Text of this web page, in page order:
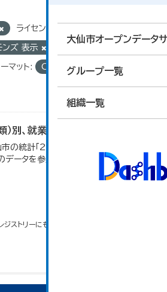
大仙市オープンデータ
グループ一覧
組織一覧
ライセンス:
ンズ 表示
マット: CSV
別、就業者数
の統計「2-8 地域別産業（大分類）
ータを参照しています。
ストリーにもアクセス可能です